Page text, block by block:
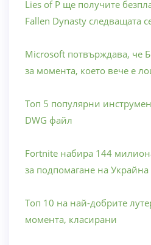
Lies of P ще получите
Fallen Dynasty следващата
Microsoft потвърждава, че
за момента, което вече е
Топ 5 популярни
DWG файл
Fortnite набира 144
за подпомагане на Украйна
Топ 10 на най-добрите
момента, класирани